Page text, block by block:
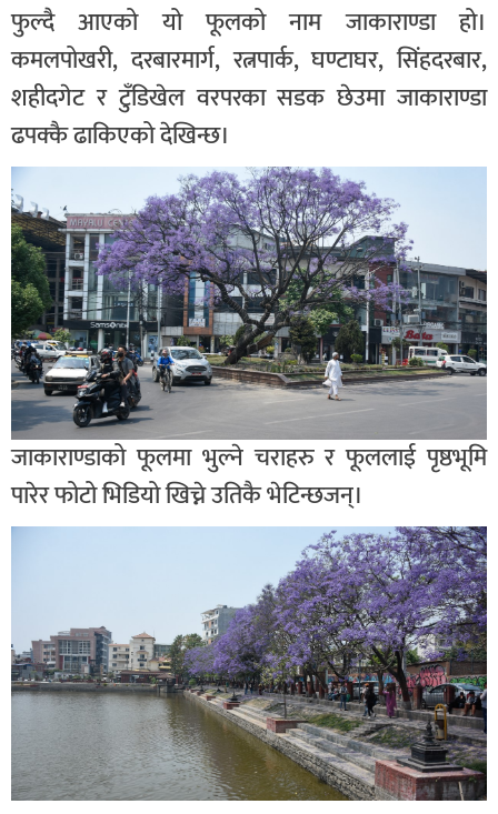
फुल्दै आएको यो फूलको नाम जाकाराण्डा हो।
कमलपोखरी, दरबारमार्ग, रत्नपार्क, घण्टाघर, सिंहदरबार,
शहीदगेट र टुँडिखेल वरपरका सडक छेउमा जाकाराण्डा
ढपक्कै ढाकिएको देखिन्छ।
जाकाराण्डाको फूलमा भुल्ने चराहरु र फूललाई पृष्ठभूमि
पारेर फोटो भिडियो खिच्ने उतिकै भेटिन्छजन्।